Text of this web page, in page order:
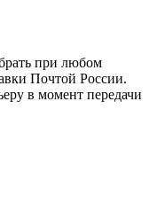
при любом
Почтой России.
в момент передачи